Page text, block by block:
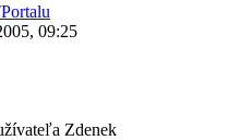
09:25
Zdenek